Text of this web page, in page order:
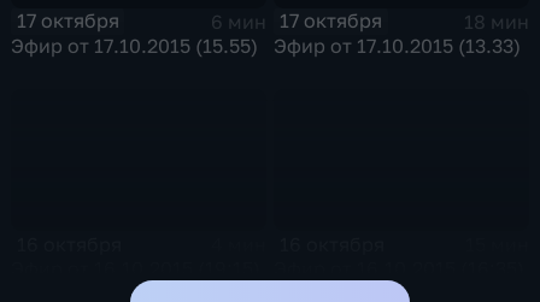
17 октября
6 мин
Эфир от 17.10.2015 (15.55)
17 октября
18 мин
Эфир от 17.10.2015 (13.33)